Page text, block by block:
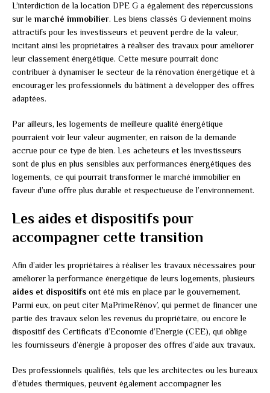
L’interdiction de la location DPE G a également des répercussions
sur le marché immobilier. Les biens classés G deviennent moins
attractifs pour les investisseurs et peuvent perdre de la valeur,
incitant ainsi les propriétaires à réaliser des travaux pour améliorer
leur classement énergétique. Cette mesure pourrait donc
contribuer à dynamiser le secteur de la rénovation énergétique et à
encourager les professionnels du bâtiment à développer des offres
adaptées.
Par ailleurs, les logements de meilleure qualité énergétique
pourraient voir leur valeur augmenter, en raison de la demande
accrue pour ce type de bien. Les acheteurs et les investisseurs
sont de plus en plus sensibles aux performances énergétiques des
logements, ce qui pourrait transformer le marché immobilier en
faveur d’une offre plus durable et respectueuse de l’environnement.
Les aides et dispositifs pour
accompagner cette transition
Afin d’aider les propriétaires à réaliser les travaux nécessaires pour
améliorer la performance énergétique de leurs logements, plusieurs
aides et dispositifs ont été mis en place par le gouvernement.
Parmi eux, on peut citer MaPrimeRénov’, qui permet de financer une
partie des travaux selon les revenus du propriétaire, ou encore le
dispositif des Certificats d’Economie d’Energie (CEE), qui oblige
les fournisseurs d’énergie à proposer des offres d’aide aux travaux.
Des professionnels qualifiés, tels que les architectes ou les bureaux
d’études thermiques, peuvent également accompagner les